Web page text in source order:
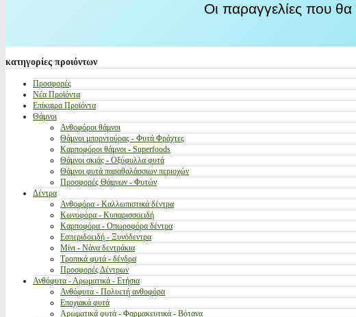
Οι παραγγελίες που
κατηγορίες προιόντων
Προσφορές
Νέα Προϊόντα
Επίκαιρα Προϊόντα
Θάμνοι
Ανθοφόροι θάμνοι
Θάμνοι μπορντούρας - Φυτά Φράχτες
Καρποφόροι θάμνοι - Superfoods
Θάμνοι σκιάς - Οξύφυλλα φυτά
Θάμνοι φυτά παραθαλάσσιων περιοχών
Προσφορές Θάμνων - Φυτών
Δέντρα
Ανθοφόρα - Καλλωπιστικά δέντρα
Κωνοφόρα - Κυπαρισσοειδή
Καρποφόρα - Οπωροφόρα δέντρα
Εσπεριδοειδή - Ξυνόδεντρα
Μίνι - Νάνα δεντράκια
Τροπικά φυτά - δένδρα
Προσφορές Δέντρων
Ανθόφυτα - Αρωματικά - Ετήσια
Ανθόφυτα - Πολυετή ανθοφόρα
Εποχιακά φυτά
Αρωματικά φυτά - Φαρμακευτικά - Βότανα